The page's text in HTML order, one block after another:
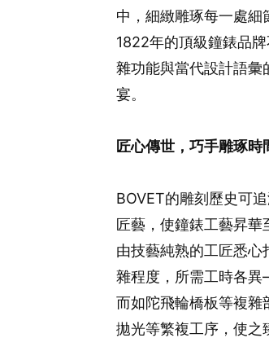
中，細緻雕琢每一處
1822年的頂級鐘錶品
雜功能與當代設計語彙
宴。
匠心傳世，巧手雕琢時
BOVET的雕刻歷史可
匠藝，使鐘錶工藝昇華
由技藝純熟的工匠悉
雜程度，所需工時各
而如陀飛輪橋板等複雜
拋光等繁複工序，使之